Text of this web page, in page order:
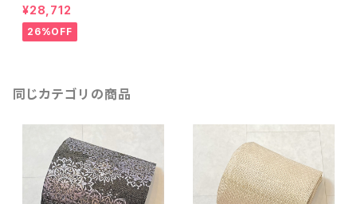
使用 名古屋帯 正絹 博多織 ク
リーム 紫 白 463
¥28,712
26%OFF
同じカテゴリの商品